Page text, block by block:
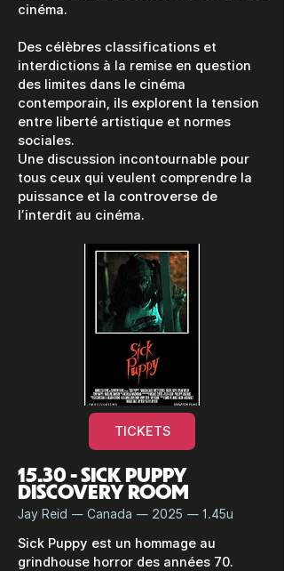
cinéma.
Des célèbres classifications et
interdictions à la remise en question
des limites dans le cinéma
contemporain, ils explorent la tension
entre liberté artistique et normes
sociales.
Une discussion incontournable pour
tous ceux qui veulent comprendre la
puissance et la controverse de
l’interdit au cinéma.
TICKETS
15.30 - SICK PUPPY
DISCOVERY ROOM
Jay Reid — Canada — 2025 — 1.45u
Sick Puppy est un hommage au
grindhouse horror des années 70.